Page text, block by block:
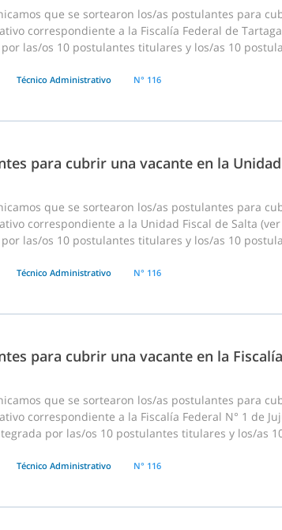
que se sortearon los/as postulantes para
correspondiente a la Fiscalía Federal de
las/os 10 postulantes titulares y los/as 10
Técnico Administrativo N° 116
para cubrir una vacante en la
que se sortearon los/as postulantes para
correspondiente a la Unidad Fiscal de Salta
las/os 10 postulantes titulares y los/as 10
Técnico Administrativo N° 116
para cubrir una vacante en la
que se sortearon los/as postulantes para
correspondiente a la Fiscalía Federal N° 1 de
por las/os 10 postulantes titulares y los/as
Técnico Administrativo N° 116